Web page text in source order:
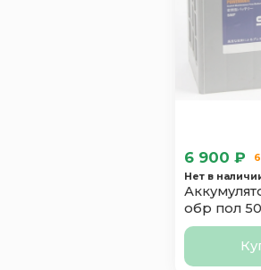
6 900 ₽
Нет в
обр пол